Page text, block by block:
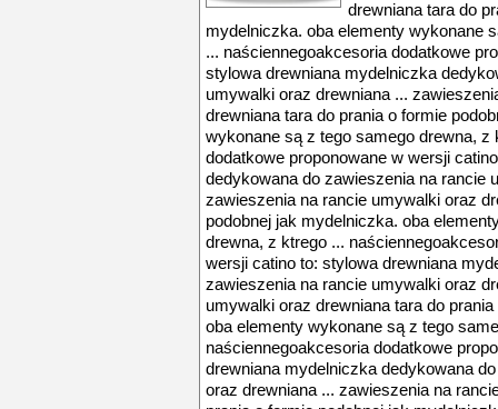
drewniana tara do
mydelniczka. oba elementy wykonane
... naściennegoakcesoria dodatkowe
stylowa drewniana mydelniczka
umywalki oraz drewniana ...
drewniana tara do prania o formie
wykonane są z tego samego drewna, z
dodatkowe proponowane w wersji
dedykowana do zawieszenia na rancie
zawieszenia na rancie umywalki oraz
podobnej jak mydelniczka. oba
drewna, z ktrego ...
wersji catino to: stylowa drewniana
zawieszenia na rancie umywalki oraz
umywalki oraz drewniana tara do
oba elementy wykonane są z tego
naściennegoakcesoria dodatkowe
drewniana mydelniczka dedykowana
oraz drewniana ... zawieszenia na